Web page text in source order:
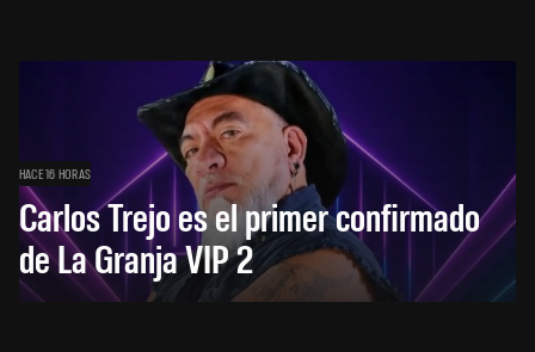
HACE 16 HORAS
Carlos Trejo es el primer confirmado
de La Granja VIP 2